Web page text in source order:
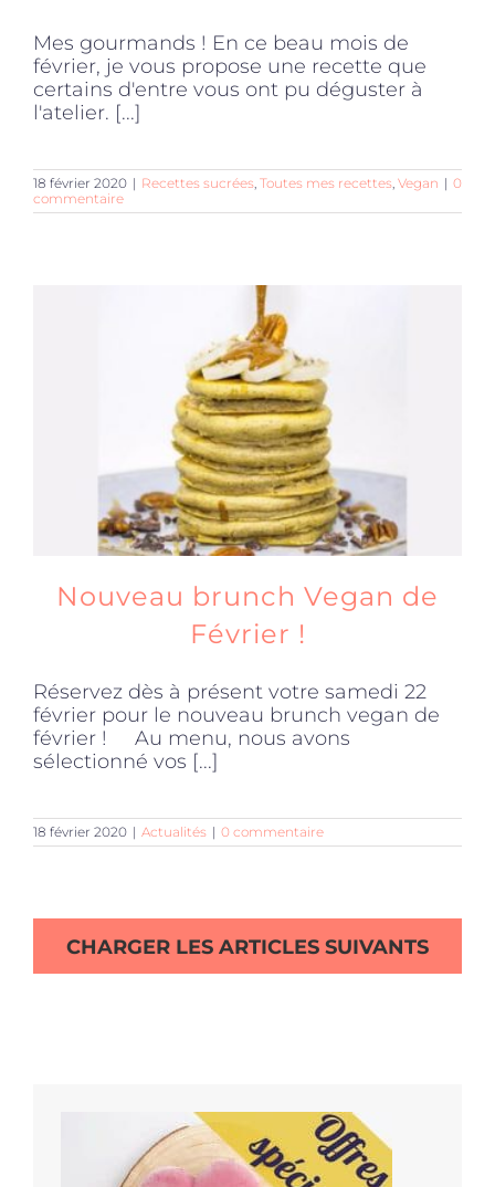
Mes gourmands ! En ce beau mois de
février, je vous propose une recette que
certains d'entre vous ont pu déguster à
l'atelier. [...]
18 février 2020 | Recettes sucrées, Toutes mes recettes, Vegan | 0
commentaire
Nouveau brunch Vegan de
Février !
Réservez dès à présent votre samedi 22
février pour le nouveau brunch vegan de
février ! Au menu, nous avons
sélectionné vos [...]
18 février 2020 | Actualités | 0 commentaire
CHARGER LES ARTICLES SUIVANTS